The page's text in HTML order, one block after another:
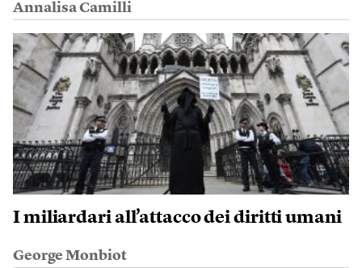
Annalisa Camilli
I miliardari all’attacco dei diritti umani
George Monbiot